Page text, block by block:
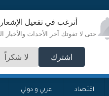
أترغب في تفعيل
حتى لا تفوتك آخر الأحداث والأخبار
اشترك لا شكراً
اقتصاد عربي و دولي